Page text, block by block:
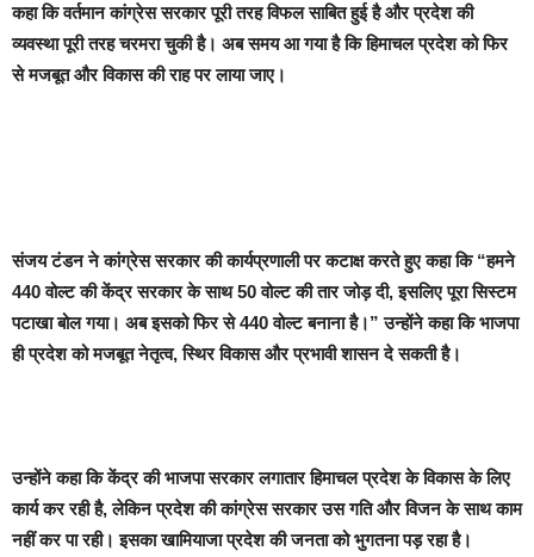
कहा कि वर्तमान कांग्रेस सरकार पूरी तरह विफल साबित हुई है और प्रदेश की
व्यवस्था पूरी तरह चरमरा चुकी है। अब समय आ गया है कि हिमाचल प्रदेश को फिर
से मजबूत और विकास की राह पर लाया जाए।
संजय टंडन ने कांग्रेस सरकार की कार्यप्रणाली पर कटाक्ष करते हुए कहा कि “हमने
440 वोल्ट की केंद्र सरकार के साथ 50 वोल्ट की तार जोड़ दी, इसलिए पूरा सिस्टम
पटाखा बोल गया। अब इसको फिर से 440 वोल्ट बनाना है।” उन्होंने कहा कि भाजपा
ही प्रदेश को मजबूत नेतृत्व, स्थिर विकास और प्रभावी शासन दे सकती है।
उन्होंने कहा कि केंद्र की भाजपा सरकार लगातार हिमाचल प्रदेश के विकास के लिए
कार्य कर रही है, लेकिन प्रदेश की कांग्रेस सरकार उस गति और विजन के साथ काम
नहीं कर पा रही। इसका खामियाजा प्रदेश की जनता को भुगतना पड़ रहा है।